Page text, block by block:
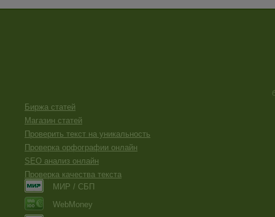
Биржа статей
Магазин статей
Проверить текст на уникальность
Проверка орфографии онлайн
SEO анализ онлайн
Проверка качества текста
МИР / СБП
WebMoney